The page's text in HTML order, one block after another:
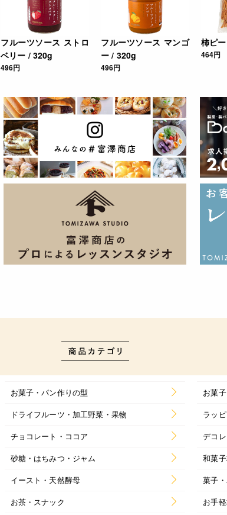
フルーツソース ストロ
ベリー / 320g
496円
フルーツソース マンゴ
ー / 320g
496円
柿ピ
464円
お菓子・パン作りの型
お菓
ドライフルーツ・加工野菜・果物
ラッ
チョコレート・ココア
デコ
砂糖・はちみつ・ジャム
和菓
イースト・天然酵母
菓子
お茶・スナック お手